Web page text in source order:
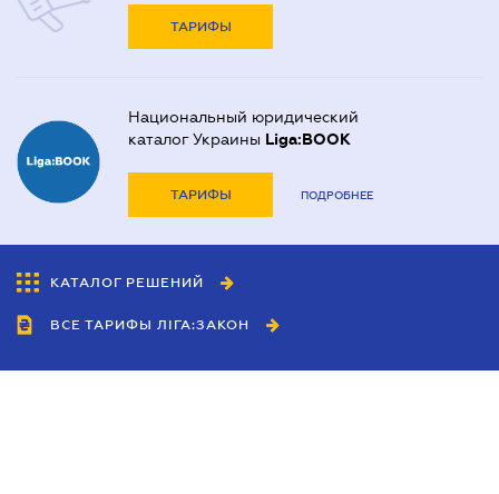
ТАРИФЫ
Национальный юридический
каталог Украины Liga:BOOK
ТАРИФЫ ПОДРОБНЕЕ
КАТАЛОГ РЕШЕНИЙ
ВСЕ ТАРИФЫ ЛІГА:ЗАКОН